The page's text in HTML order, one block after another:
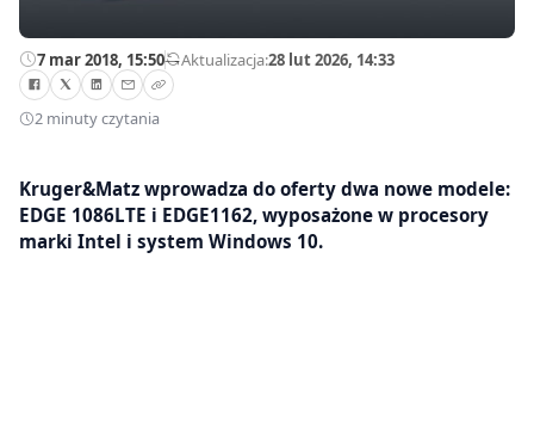
7 mar 2018, 15:50—Aktualizacja:28 lut 2026, 14:33
2 minuty czytania
Kruger&Matz wprowadza do oferty dwa nowe modele:
EDGE 1086LTE i EDGE1162, wyposażone w procesory
marki Intel i system Windows 10.